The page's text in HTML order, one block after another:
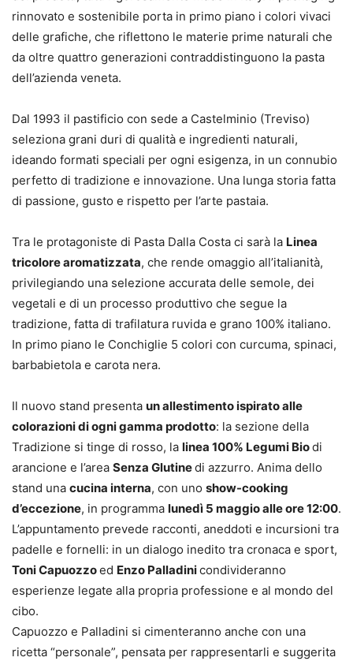
rinnovato e sostenibile porta in primo piano i colori vivaci
delle grafiche, che riflettono le materie prime naturali che
da oltre quattro generazioni contraddistinguono la pasta
dell’azienda veneta.
Dal 1993 il pastificio con sede a Castelminio (Treviso)
seleziona grani duri di qualità e ingredienti naturali,
ideando formati speciali per ogni esigenza, in un connubio
perfetto di tradizione e innovazione. Una lunga storia fatta
di passione, gusto e rispetto per l’arte pastaia.
Tra le protagoniste di Pasta Dalla Costa ci sarà la Linea
tricolore aromatizzata, che rende omaggio all’italianità,
privilegiando una selezione accurata delle semole, dei
vegetali e di un processo produttivo che segue la
tradizione, fatta di trafilatura ruvida e grano 100% italiano.
In primo piano le Conchiglie 5 colori con curcuma, spinaci,
barbabietola e carota nera.
Il nuovo stand presenta un allestimento ispirato alle
colorazioni di ogni gamma prodotto: la sezione della
Tradizione si tinge di rosso, la linea 100% Legumi Biodi
arancione e l’area Senza Glutinedi azzurro. Anima dello
stand una cucina interna, con uno show-cooking
d’eccezione, in programma lunedì 5 maggio alle ore 12:00.
L’appuntamento prevede racconti, aneddoti e incursioni tra
padelle e fornelli: in un dialogo inedito tra cronaca e sport,
Toni Capuozzoed Enzo Palladinicondivideranno
esperienze legate alla propria professione e al mondo del
cibo.
Capuozzo e Palladini si cimenteranno anche con una
ricetta “personale”, pensata per rappresentarli e suggerita